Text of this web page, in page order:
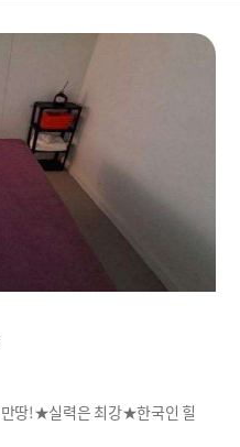
만땅!★실력은 최강★한국인 힐